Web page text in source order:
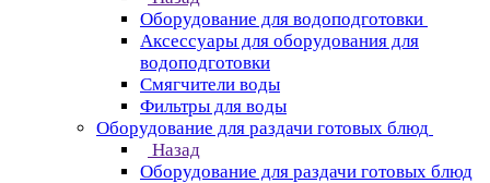
Оборудование для водоподготовки
Аксессуары для оборудования для
водоподготовки
Смягчители воды
Фильтры для воды
Оборудование для раздачи готовых блюд
Назад
Оборудование для раздачи готовых блюд